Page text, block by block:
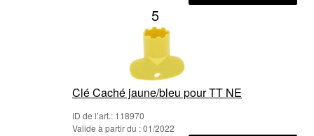
5
Clé Caché jaune/bleu pour TT NE
ID de l’art.: 118970
Valide à partir du : 01/2022